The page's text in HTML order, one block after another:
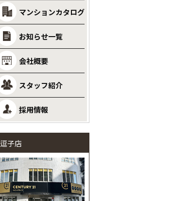
マンションカタログ
お知らせ一覧
会社概要
スタッフ紹介
採用情報
逗子店